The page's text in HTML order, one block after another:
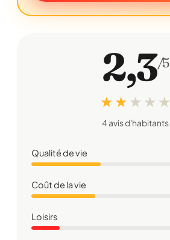
2,3/5
★ ★ ★ ★ ★
4 avis d'habitants
Qualité de vie
Coût de la vie
Loisirs